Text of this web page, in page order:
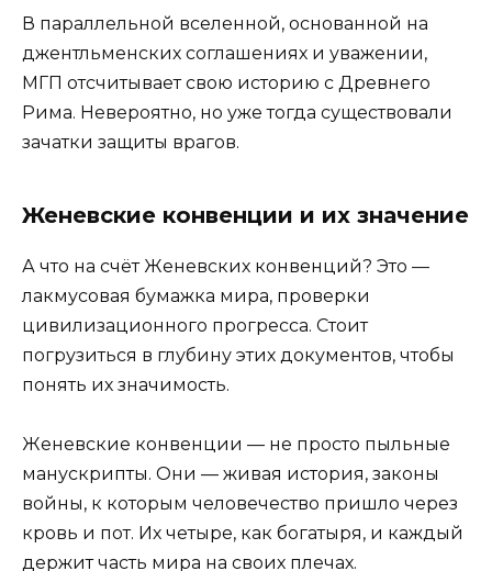
В параллельной вселенной, основанной на
джентльменских соглашениях и уважении,
МГП отсчитывает свою историю с Древнего
Рима. Невероятно, но уже тогда существовали
зачатки защиты врагов.
Женевские конвенции и их значение
А что на счёт Женевских конвенций? Это —
лакмусовая бумажка мира, проверки
цивилизационного прогресса. Стоит
погрузиться в глубину этих документов, чтобы
понять их значимость.
Женевские конвенции — не просто пыльные
манускрипты. Они — живая история, законы
войны, к которым человечество пришло через
кровь и пот. Их четыре, как богатыря, и каждый
держит часть мира на своих плечах.